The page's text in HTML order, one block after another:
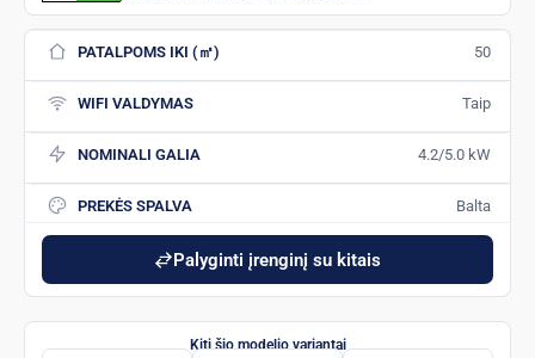
PATALPOMS IKI (㎡) 50
WIFI VALDYMAS Taip
NOMINALI GALIA 4.2/5.0 kW
PREKĖS SPALVA Balta
Palyginti įrenginį su kitais